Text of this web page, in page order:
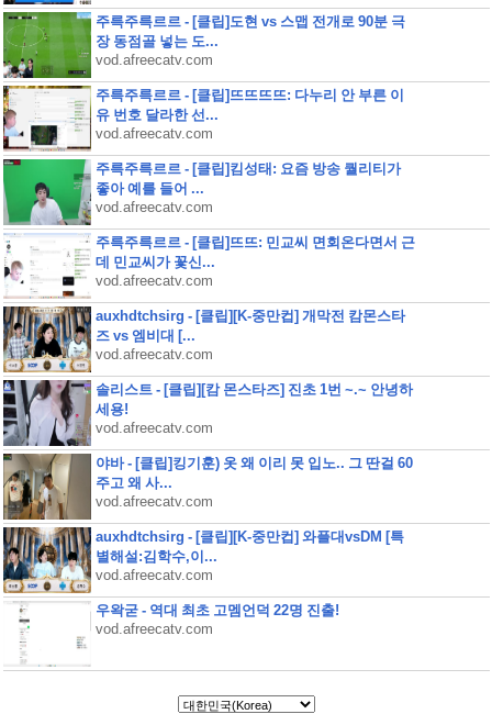
주륵주륵르르 - [클립]도현 vs 스맵 전개로 90분 극
장 동점골 넣는 도...
vod.afreecatv.com
주륵주륵르르 - [클립]뜨뜨뜨뜨: 다누리 안 부른 이
유 번호 달라한 선...
vod.afreecatv.com
주륵주륵르르 - [클립]킴성태: 요즘 방송 퀄리티가
좋아 예를 들어 ...
vod.afreecatv.com
주륵주륵르르 - [클립]뜨뜨: 민교씨 면회온다면서 근
데 민교씨가 꽃신...
vod.afreecatv.com
auxhdtchsirg - [클립][K-중만컵] 개막전 캄몬스타
즈 vs 엠비대 [...
vod.afreecatv.com
솔리스트 - [클립][캄 몬스타즈] 진초 1번 ~.~ 안녕하
세용!
vod.afreecatv.com
야바 - [클립]킹기훈) 옷 왜 이리 못 입노.. 그 딴걸 60
주고 왜 사...
vod.afreecatv.com
auxhdtchsirg - [클립][K-중만컵] 와플대vsDM [특
별해설:김학수,이...
vod.afreecatv.com
우왁굳 - 역대 최초 고멤언덕 22명 진출!
vod.afreecatv.com